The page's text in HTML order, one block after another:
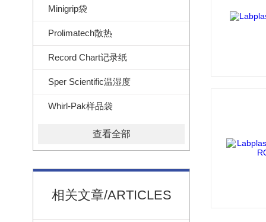
Minigrip袋
Prolimatech散热
Record Chart记录纸
Sper Scientific温湿度
Whirl-Pak样品袋
查看全部
相关文章/ARTICLES